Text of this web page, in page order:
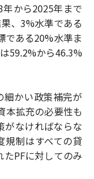
から2025年まで
、3%水準である
である20%水準ま
59.2%から46.3%
細かい政策補完が
本拡充の必要性も
がなければならな
規制はすべての貸
PFに対してのみ